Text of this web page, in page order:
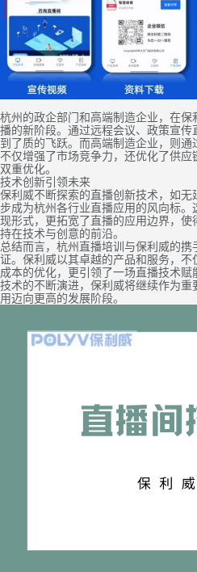
杭州的政企部门和高端制造企业，在
播的新阶段。通过远程会议、政策宣
到了质的飞跃。而高端制造企业，则通
不仅增强了市场竞争力，还优化了供
双重优化。
技术创新引领未来
保利威不断探索的直播创新技术，如
步成为杭州各行业直播应用的风向标
现形式，更拓宽了直播的应用边界，
持在技术与创意的前沿。
总结而言，杭州直播培训与保利威的
证。保利威以其卓越的产品和服务，
成本的优化，更引领了一场直播技术
技术的不断演进，保利威将继续作为
用迈向更高的发展阶段。